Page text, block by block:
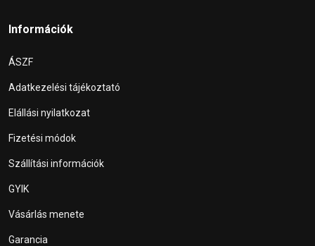
Információk
ÁSZF
Adatkezelési tájékoztató
Elállási nyilatkozat
Fizetési módok
Szállítási információk
GYIK
Vásárlás menete
Garancia